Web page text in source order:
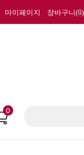
마이페이지 장바구니(0)
0